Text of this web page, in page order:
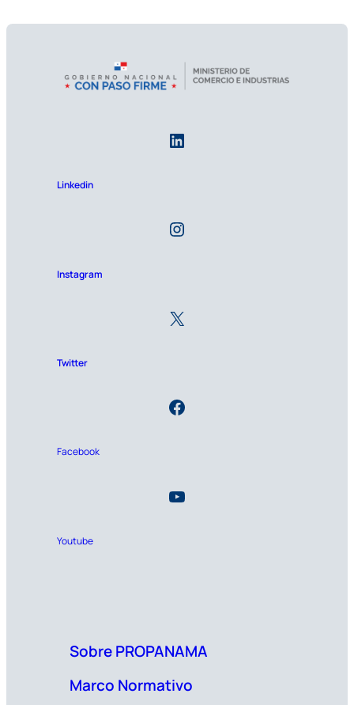
Linkedin
Instagram
Twitter
Facebook
Youtube
Sobre PROPANAMA
Marco Normativo